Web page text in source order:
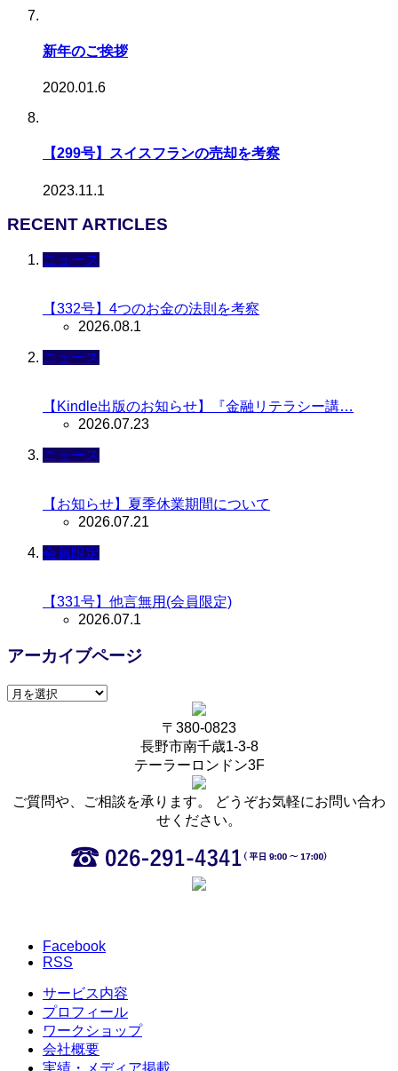
新年のご挨拶
2020.01.6
【299号】スイスフランの売却を考察
2023.11.1
RECENT ARTICLES
ニュース
【332号】4つのお金の法則を考察
2026.08.1
ニュース
【Kindle出版のお知らせ】『金融リテラシー講…
2026.07.23
ニュース
【お知らせ】夏季休業期間について
2026.07.21
会員限定
【331号】他言無用(会員限定)
2026.07.1
アーカイブページ
〒380-0823
長野市南千歳1-3-8
テーラーロンドン3F
ご質問や、ご相談を承ります。 どうぞお気軽にお問い合わ
せください。
Facebook
RSS
サービス内容
プロフィール
ワークショップ
会社概要
実績・メディア掲載